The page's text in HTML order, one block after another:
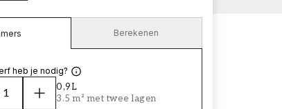
Berekenen
heb je nodig?
0,9L
3.5 m² met twee lagen